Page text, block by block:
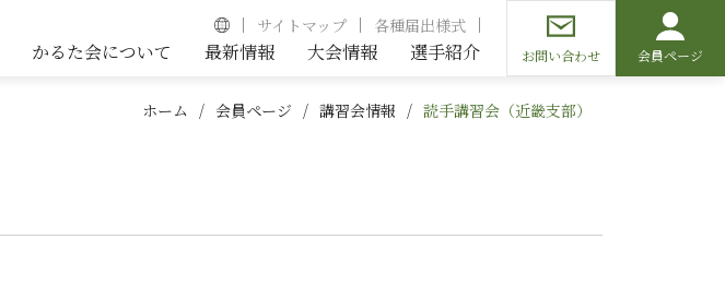
サイトマップ 各種届出様式
かるた会について 最新情報 大会情報 選手紹介 お問い合わせ 会員ページ
ホーム 会員ページ 講習会情報 読手講習会（近畿支部）